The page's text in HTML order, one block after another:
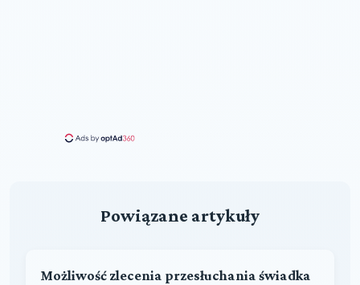
Powiązane artykuły
Możliwość zlecenia przesłuchania świadka